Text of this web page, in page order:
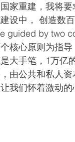
家重建，我将
设中， 创造数
guided by two
核心原则为指导
大手笔，1万亿
由公共和私人
我们怀着激动的